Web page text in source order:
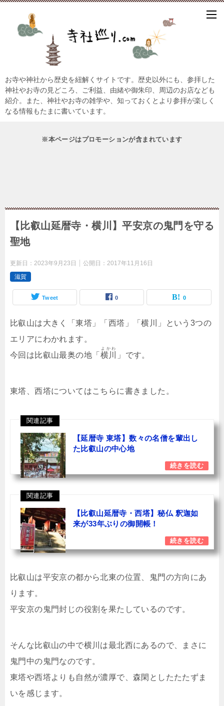
お寺や神社から歴史を紐解くサイトです。歴史以外にも、参拝した
神社やお寺の見どころ、ご利益、由緒や御朱印、周辺のお店なども
紹介。また、神社やお寺の雑学や、知っておくとより参拝が楽しく
なる情報もたまに書いています。
※本ページはプロモーションが含まれています
【比叡山延暦寺・横川】平安京の鬼門を守る
聖地
更新日： 2023年9月23日 公開日： 2017年11月16日
滋賀
Tweet 0 0
比叡山は大きく「東塔」「西塔」「横川」という3つの
エリアにわかれます。
今回は比叡山最奥の地「 横川
よかわ
」です。
東塔、西塔についてはこちらに書きました。
関連記事
【延暦寺 東塔】数々の名僧を輩出し
た比叡山の中心地
関連記事
【比叡山延暦寺・西塔】秘仏 釈迦如
来が33年ぶりの御開帳！
比叡山は平安京の都から北東の位置、鬼門の方向にあ
ります。
平安京の鬼門封じの役割を果たしているのです。
そんな比叡山の中で横川は最北西にあるので、まさに
鬼門中の鬼門なのです。
東塔や西塔よりも自然が濃厚で、森閑としたたたずま
いを感じます。